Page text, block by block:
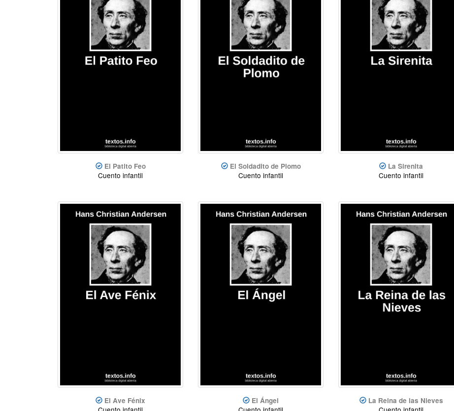
El Patito Feo
Cuento infantil
El Soldadito de Plomo
Cuento infantil
La Sirenita
Cuento infantil
El Ave Fénix El Ángel La Reina de las Nieves